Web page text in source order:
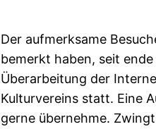
Der aufmerksame
bemerkt haben, seit
Überarbeitung der
Kulturvereins statt. Eine
gerne übernehme.